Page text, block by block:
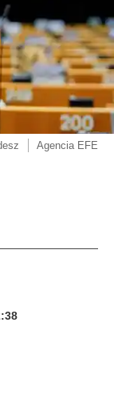
Agencia EFE